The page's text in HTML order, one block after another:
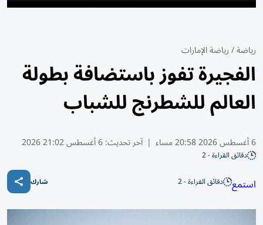
رياضة/رياضة الإمارات
الفجيرة تفوز باستضافة بطولة
العالم للشطرنج للشباب
6 أغسطس 2026 20:58 مساء | آخر تحديث:6 أغسطس 21:02 2026
دقائق القراءة - 2
استمع دقائق القراءة - 2 شارك